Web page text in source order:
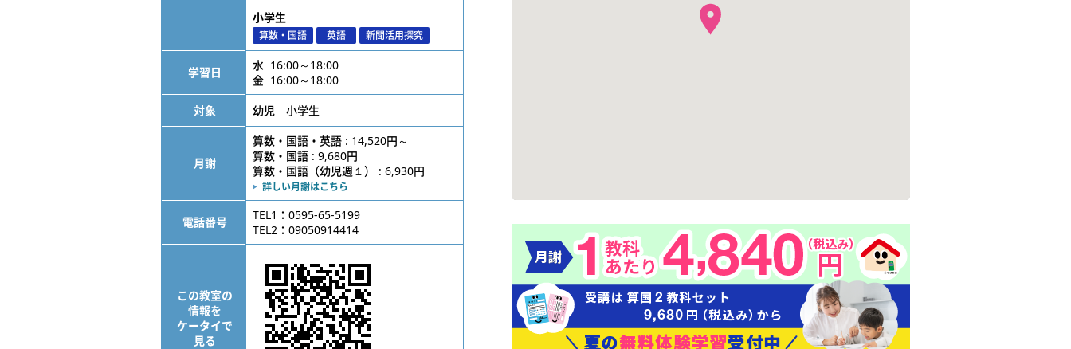
小学生
算数・国語 英語 新聞活用探究
学習日
水 16:00～18:00
金 16:00～18:00
対象
幼児 小学生
月謝
算数・国語・英語 : 14,520円～
算数・国語 : 9,680円
算数・国語（幼児週１） : 6,930円
詳しい月謝はこちら
電話番号
TEL1：0595-65-5199
TEL2：09050914414
この教室の
情報を
ケータイで
見る